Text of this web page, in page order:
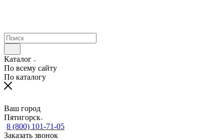
Каталог
По всему сайту
По каталогу
Ваш город
Пятигорск
8 (800) 101-71-05
Заказать звонок